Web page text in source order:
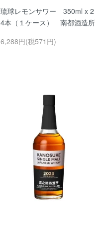
琉球レモンサワー 350ml x 2
4本（１ケース） 南都酒造所
6,288円(税571円)